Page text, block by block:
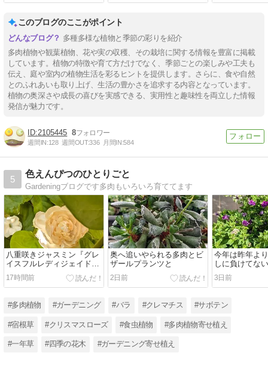
このブログのここがポイント
多種多様な植物と季節の彩りを紹介
多肉植物や観葉植物、花や実の収穫、その栽培に関する情報を豊富に掲載
しています。植物の特徴や育て方だけでなく、季節ごとの楽しみや工夫も
伝え、庭や室内の植物生活を彩るヒントを提供します。さらに、食や自然
とのふれあいも取り上げ、生活の豊かさを追求する内容となっています。
植物の奥深さや成長の喜びを実感できる、実用性と趣味性を両立した情報
発信が魅力です。
2105445 8
週間IN:128 週間OUT:336 月間IN:584
5
色えんぴつのひとりごと
Gardeningブログです多肉もいろいろ育ててます
八重咲きジャスミン『グレ
イスフルレディジェイド』
とマランタ『レモンライ
ム』の小さな花❀
17時間前
奥へ追いやられる多肉とビ
ザールプランツと
2日前
今年は昨年よ
しに負けてな
3日前
#多肉植物 #ガーデニング #バラ #クレマチス #サボテン
#宿根草 #クリスマスローズ #食虫植物 #多肉植物寄せ植え
#一年草 #四季の花木 #ガーデニング寄せ植え